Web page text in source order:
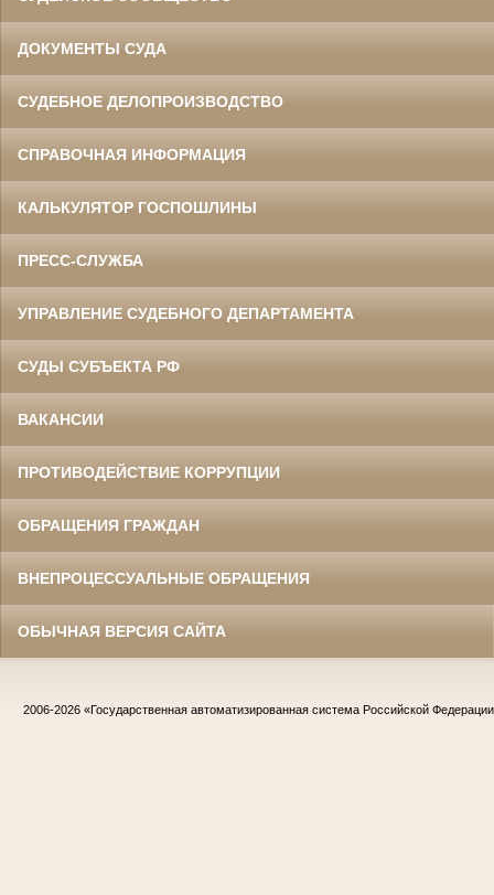
ДОКУМЕНТЫ СУДА
СУДЕБНОЕ ДЕЛОПРОИЗВОДСТВО
СПРАВОЧНАЯ ИНФОРМАЦИЯ
КАЛЬКУЛЯТОР ГОСПОШЛИНЫ
ПРЕСС-СЛУЖБА
УПРАВЛЕНИЕ СУДЕБНОГО ДЕПАРТАМЕНТА
СУДЫ СУБЪЕКТА РФ
ВАКАНСИИ
ПРОТИВОДЕЙСТВИЕ КОРРУПЦИИ
ОБРАЩЕНИЯ ГРАЖДАН
ВНЕПРОЦЕССУАЛЬНЫЕ ОБРАЩЕНИЯ
ОБЫЧНАЯ ВЕРСИЯ САЙТА
2006-2026 «Государственная автоматизированная система Российской